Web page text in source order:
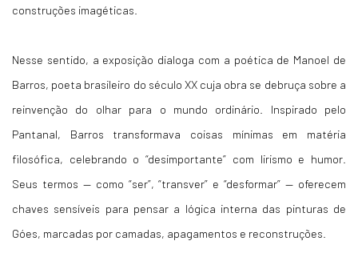
construções imagéticas.
Nesse sentido, a exposição dialoga com a poética de Manoel de
Barros, poeta brasileiro do século XX cuja obra se debruça sobre a
reinvenção do olhar para o mundo ordinário. Inspirado pelo
Pantanal, Barros transformava coisas mínimas em matéria
filosófica, celebrando o “desimportante” com lirismo e humor.
Seus termos — como “ser”, “transver” e “desformar” — oferecem
chaves sensíveis para pensar a lógica interna das pinturas de
Góes, marcadas por camadas, apagamentos e reconstruções.